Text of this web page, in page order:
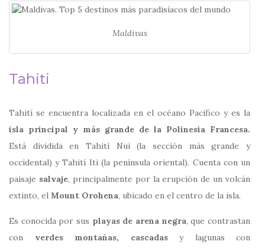
Maldivas
Tahiti
Tahiti se encuentra localizada en el océano Pacífico y es la
isla principal y más grande de la Polinesia Francesa.
Está dividida en Tahití Nui (la sección más grande y
occidental) y Tahití Iti (la península oriental). Cuenta con un
paisaje salvaje, principalmente por la erupción de un volcán
extinto, el Mount Orohena, ubicado en el centro de la isla.
Es conocida por sus playas de arena negra, que contrastan
con verdes montañas, cascadasy lagunas con